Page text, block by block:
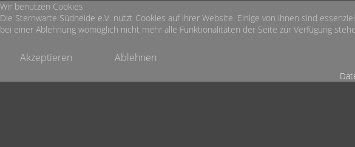
Wir benutzen Cookies
Die Sternwarte Südheide e.V. nutzt Cookies auf ihrer Website. Einige von ihnen sind
bei einer Ablehnung womöglich nicht mehr alle Funktionalitäten der Seite zur Verfügung
Akzeptieren Ablehnen